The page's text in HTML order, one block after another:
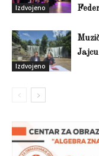
Izdvojeno
Izdvojeno
Jajcu